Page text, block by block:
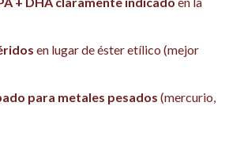
en lugar de éster etílico (mejor
para metales pesados (mercurio,